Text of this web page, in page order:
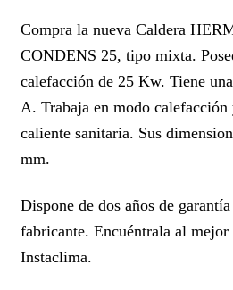
Compra la nueva Caldera
CONDENS 25, tipo mixta.
calefacción de 25 Kw. Tiene
A. Trabaja en modo
caliente sanitaria. Sus
mm.
Dispone de dos años de
fabricante. Encuéntrala al
Instaclima.